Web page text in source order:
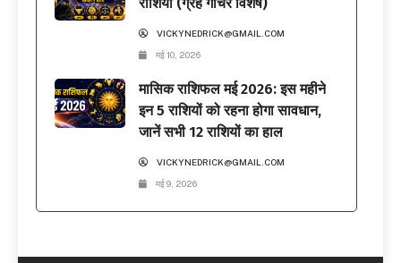
VICKYNEDRICK@GMAIL.COM
मई 10, 2026
मासिक राशिफल मई 2026: इस महीने
इन 5 राशियों को रहना होगा सावधान,
जानें सभी 12 राशियों का हाल
VICKYNEDRICK@GMAIL.COM
मई 9, 2026